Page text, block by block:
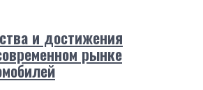
и достижения
рынке